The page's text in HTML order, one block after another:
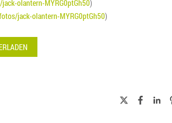
olantern-MYRG0ptGh50)
jack-olantern-MYRG0ptGh50)